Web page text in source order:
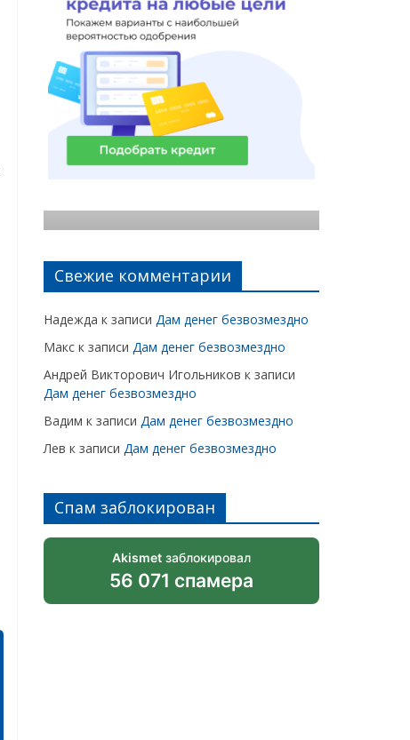
Статья
Попал в финансовую
Свежие комментарии
Надежда к записи Дам денег безвозмездно
Макс к записи Дам денег безвозмездно
Андрей Викторович Игольников к записи
Дам денег безвозмездно
Вадим к записи Дам денег безвозмездно
Лев к записи Дам денег безвозмездно
Спам заблокирован
Akismet заблокировал
56 071 спамера